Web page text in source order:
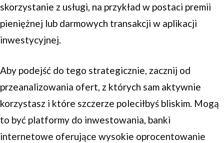
skorzystanie z usługi, na przykład w postaci premii
pieniężnej lub darmowych transakcji w aplikacji
inwestycyjnej.
Aby podejść do tego strategicznie, zacznij od
przeanalizowania ofert, z których sam aktywnie
korzystasz i które szczerze poleciłbyś bliskim. Mogą
to być platformy do inwestowania, banki
internetowe oferujące wysokie oprocentowanie